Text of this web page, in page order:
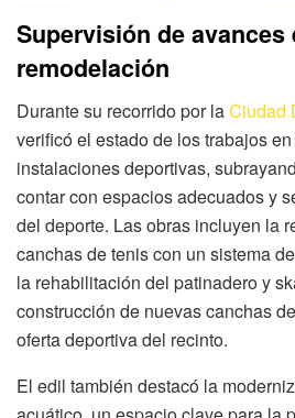
Supervisión de avances
remodelación
Durante su recorrido por laCiudad
verificó el estado de los trabajos
instalaciones deportivas,
contar con espacios adecuados y
del deporte. Las obras incluyen la
canchas de tenis con un sistema
la rehabilitación del patinadero y
construcción de nuevas canchas
oferta deportiva del recinto.
El edil también destacó la